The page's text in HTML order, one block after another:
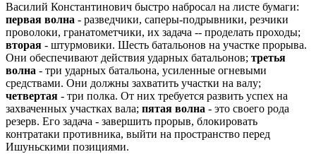
Василий Константинович быстро набросал на листе бумаги:
первая волна - разведчики, саперы-подрывники, резчики
проволоки, гранатометчики, их задача -- проделать проходы;
вторая - штурмовики. Шесть батальонов на участке прорыва.
Они обеспечивают действия ударных батальонов; третья
волна - три ударных батальона, усиленные огневыми
средствами. Они должны захватить участки на валу;
четвертая - три полка. От них требуется развить успех на
захваченных участках вала; пятая волна - это своего рода
резерв. Его задача - завершить прорыв, блокировать
контратаки противника, выйти на пространство перед
Ишуньскими позициями.